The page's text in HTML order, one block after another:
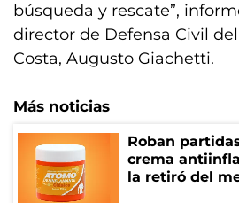
búsqueda y rescate”,
director de Defensa Civil
Costa, Augusto Giachetti.
Más noticias
Roban
crema
la retiró del